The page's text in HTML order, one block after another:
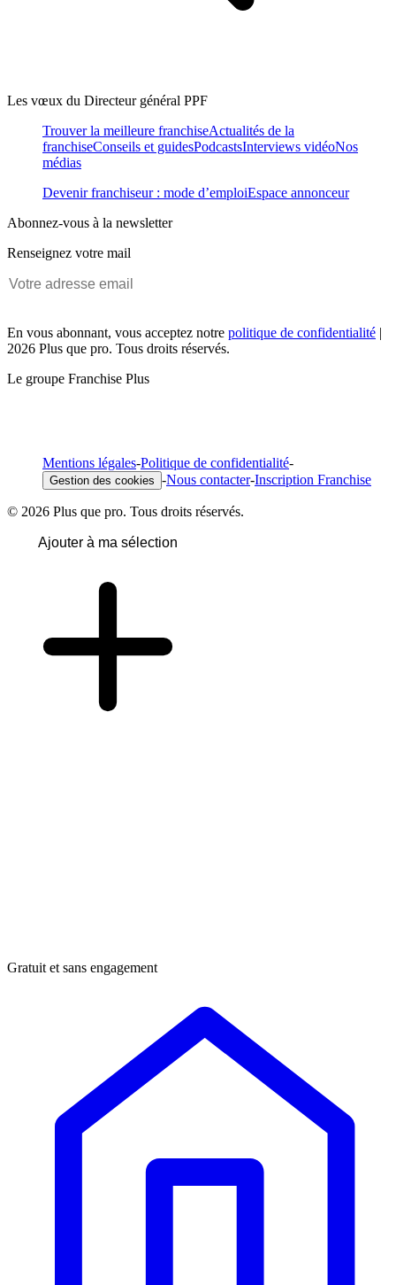
Les vœux du Directeur général PPF
Trouver la meilleure franchiseActualités de la
franchiseConseils et guidesPodcastsInterviews vidéoNos
médias
Devenir franchiseur : mode d’emploiEspace annonceur
Abonnez-vous à la newsletter
Renseignez votre mail
En vous abonnant, vous acceptez notre politique de confidentialité |
2026 Plus que pro. Tous droits réservés.
Le groupe Franchise Plus
Mentions légales-Politique de confidentialité-
Gestion des cookies -Nous contacter-Inscription Franchise
© 2026 Plus que pro. Tous droits réservés.
Ajouter à ma sélection
Gratuit et sans engagement